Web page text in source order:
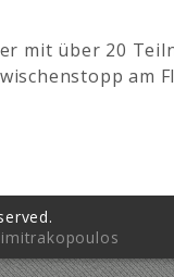
mit über 20
am